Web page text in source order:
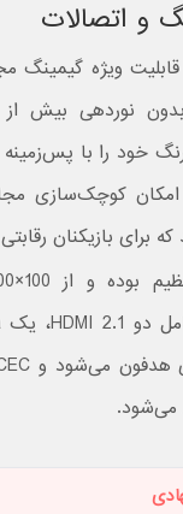
و اتصالات
بدون نوردهی بیش
خود را با
که برای بازیکنان
می‌شود.